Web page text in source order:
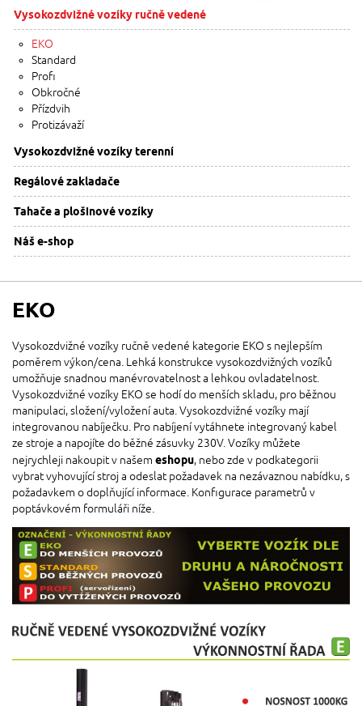
Vysokozdvižné vozíky ručně vedené
EKO
Standard
Profi
Obkročné
Přízdvih
Protizávaží
Vysokozdvižné vozíky terenní
Regálové zakladače
Tahače a plošinové vozíky
Náš e-shop
EKO
Vysokozdvižné vozíky ručně vedené kategorie EKO s nejlepším
poměrem výkon/cena. Lehká konstrukce vysokozdvižných vozíků
umožňuje snadnou manévrovatelnost a lehkou ovladatelnost.
Vysokozdvižné vozíky EKO se hodí do menších skladu, pro běžnou
manipulaci, složení/vyložení auta. Vysokozdvižné vozíky mají
integrovanou nabíječku. Pro nabíjení vytáhnete integrovaný kabel
ze stroje a napojíte do běžné zásuvky 230V. Vozíky můžete
nejrychleji nakoupit v našem eshopu, nebo zde v podkategorii
vybrat vyhovující stroj a odeslat požadavek na nezávaznou nabídku, s
požadavkem o doplňující informace. Konfigurace parametrů v
poptávkovém formuláři níže.